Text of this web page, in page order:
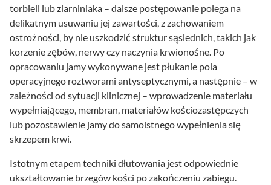
torbieli lub ziarniniaka – dalsze postępowanie polega na
delikatnym usuwaniu jej zawartości, z zachowaniem
ostrożności, by nie uszkodzić struktur sąsiednich, takich jak
korzenie zębów, nerwy czy naczynia krwionośne. Po
opracowaniu jamy wykonywane jest płukanie pola
operacyjnego roztworami antyseptycznymi, a następnie – w
zależności od sytuacji klinicznej – wprowadzenie materiału
wypełniającego, membran, materiałów kościozastępczych
lub pozostawienie jamy do samoistnego wypełnienia się
skrzepem krwi.
Istotnym etapem techniki dłutowania jest odpowiednie
ukształtowanie brzegów kości po zakończeniu zabiegu.